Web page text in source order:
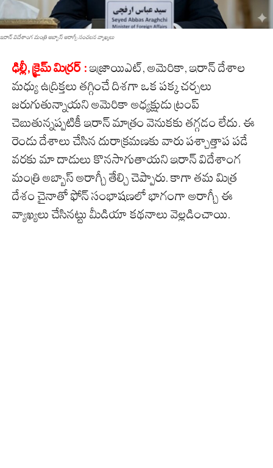
ఇరాన్ విదేశాంగ మంత్రి అబ్బాస్ అరాగ్చీ సంచ‌ల‌న వ్యాఖ్య‌లు
ఢిల్లీ, క్రైమ్ మిర్ర‌ర్ : ఇజ్రాయిఎట్‌, అమెరికా, ఇరాన్ దేశాల
మ‌ధ్యు ఉద్రిక్త‌లు త‌గ్గించే దిశ‌గా ఒక ప‌క్క చ‌ర్చ‌లు
జ‌రుగుతున్నాయ‌ని అమెరికా అధ్య‌క్షుడు ట్రంప్
చెబుతున్న‌ప్ప‌టికీ ఇరాన్ మాత్రం వెనుక‌కు త‌గ్గ‌డం లేదు. ఈ
రెండు దేశాలు చేసిన దురాక్ర‌మ‌ణ‌కు వారు ప‌శ్చాత్తాప ప‌డే
వ‌ర‌కు మా దాడులు కొన‌సాగుతాయ‌ని ఇరాన్ విదేశాంగ
మంత్రి అబ్బాస్ అరాగ్చీ తేల్చి చెప్పారు. కాగా త‌మ మిత్ర
దేశం చైనాతో ఫోన్ సంభాషణలో భాగంగా అరాగ్చీ ఈ
వ్యాఖ్యలు చేసినట్టు మీడియా కథనాలు వెల్లడించాయి.